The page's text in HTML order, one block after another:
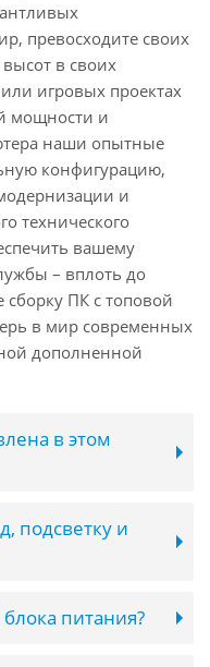
превосходите своих
в своих
игровых проектах
мощности и
наши опытные
конфигурацию,
и
технического
вашему
– вплоть до
сборку ПК с топовой
в мир современных
дополненной
в этом
подсветку и
питания?